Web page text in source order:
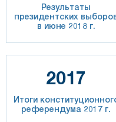
Результаты
президентских
в июне 2018 г.
2017
Итоги
референдума 2017 г.